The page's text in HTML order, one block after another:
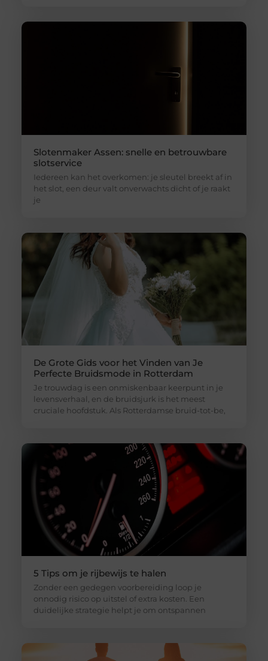
Slotenmaker Assen: snelle en betrouwbare
slotservice
Iedereen kan het overkomen: je sleutel breekt af in
het slot, een deur valt onverwachts dicht of je raakt
je
De Grote Gids voor het Vinden van Je
Perfecte Bruidsmode in Rotterdam
Je trouwdag is een onmiskenbaar keerpunt in je
levensverhaal, en de bruidsjurk is het meest
cruciale hoofdstuk. Als Rotterdamse bruid-tot-be,
5 Tips om je rijbewijs te halen
Zonder een gedegen voorbereiding loop je
onnodig risico op uitstel of extra kosten. Een
duidelijke strategie helpt je om ontspannen